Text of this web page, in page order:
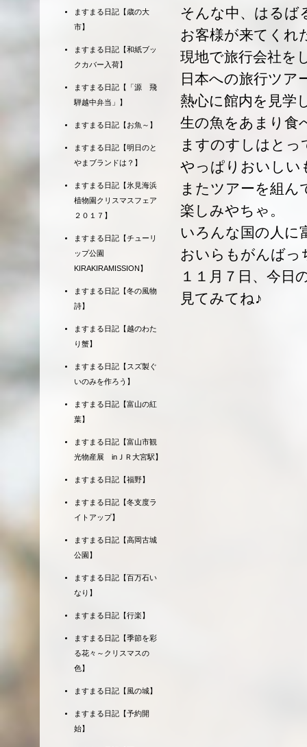
そんな中、はるば
お客様が来てくれ
現地で旅行会社を
日本への旅行ツア
熱心に館内を見学
生の魚をあまり食
ますのすしはと
やっぱりおいしい
またツアーを組ん
楽しみやちゃ。
いろんな国の人に
おいらもがんばっ
１１月７日、今日
見てみてね♪
ますまる日記【歳の大
市】
ますまる日記【和紙ブッ
クカバー入荷】
ますまる日記【「源 飛
騨越中弁当」】
ますまる日記【お魚～】
ますまる日記【明日のと
やまブランドは？】
ますまる日記【氷見海浜
植物園クリスマスフェア
２０１７】
ますまる日記【チューリ
ップ公園
KIRAKIRAMISSION】
ますまる日記【冬の風物
詩】
ますまる日記【越のわた
り蟹】
ますまる日記【スズ製ぐ
いのみを作ろう】
ますまる日記【富山の紅
葉】
ますまる日記【富山市観
光物産展 inＪＲ大宮駅】
ますまる日記【福野】
ますまる日記【冬支度ラ
イトアップ】
ますまる日記【高岡古城
公園】
ますまる日記【百万石い
なり】
ますまる日記【行楽】
ますまる日記【季節を彩
る花々～クリスマスの
色】
ますまる日記【風の城】
ますまる日記【予約開
始】